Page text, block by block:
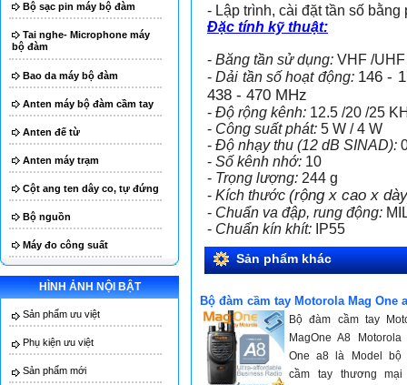
Bộ sạc pin máy bộ đàm
Tai nghe- Microphone máy
bộ đàm
Bao da máy bộ đàm
Anten máy bộ đàm cầm tay
Anten đế từ
Anten máy trạm
Cột ang ten dây co, tự đứng
Bộ nguồn
Máy đo công suất
HÌNH ẢNH NỘI BẬT
Sản phẩm ưu việt
Phụ kiện ưu việt
Sản phẩm mới
- Lập trình, cài đặt tần số
Đặc tính kỹ thuật:
- Băng tần sử dụng: VHF /UHF
-Dải tần số hoạt động: 146 -
438 - 470 MHz
- Độ rộng kênh: 12.5 /20 /25
- Công suất phát: 5 W / 4 W
- Độ nhạy thu (12 dB SINAD):
- Số kênh nhớ: 10
- Trọng lượng: 244 g
- Kích thước (rộng x cao x
- Chuẩn va đập, rung động:
- Chuẩn kín khít: IP55
Sản phẩm khác
Bộ đàm cầm tay Motorola Mag One
Bộ đàm cầm tay
MagOne A8 Motorola
One a8 là Model bộ
cầm tay thương mại